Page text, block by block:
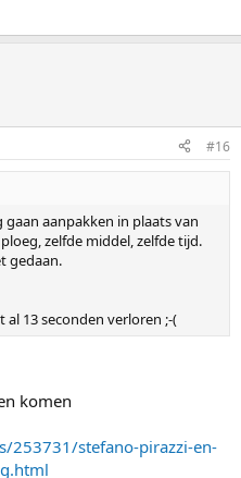
#16
aanpakken in plaats van
zelfde middel, zelfde tijd.
gedaan.
13 seconden verloren ;-(
komen
stefano-pirazzi-en-